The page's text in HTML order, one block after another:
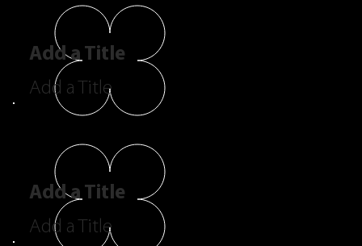
Add a Title
Add a Title
Add a Title
Add a Title